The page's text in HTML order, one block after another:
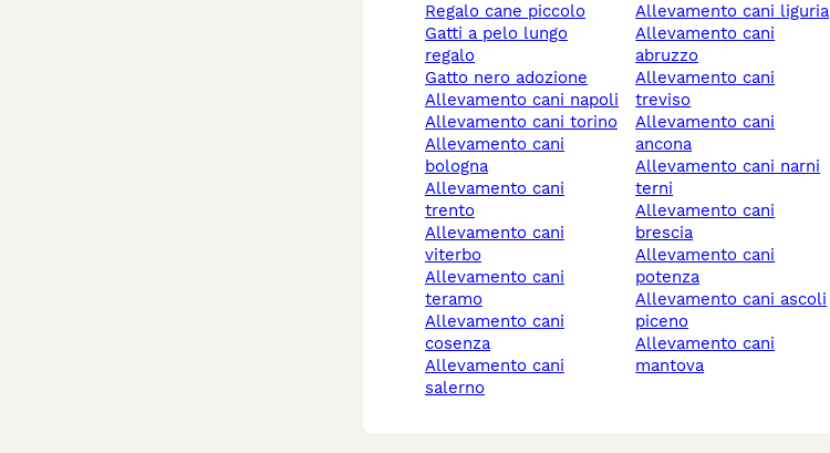
regalo cane piccolo
gatti a pelo lungo
regalo
gatto nero adozione
allevamento cani napoli
allevamento cani torino
allevamento cani
bologna
allevamento cani
trento
allevamento cani
viterbo
allevamento cani
teramo
allevamento cani
cosenza
allevamento cani
salerno
allevamento cani liguria
allevamento cani
abruzzo
allevamento cani
treviso
allevamento cani
ancona
allevamento cani narni
terni
allevamento cani
brescia
allevamento cani
potenza
allevamento cani ascoli
piceno
allevamento cani
mantova